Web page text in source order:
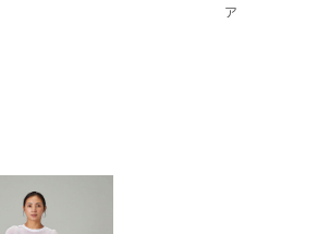
ア